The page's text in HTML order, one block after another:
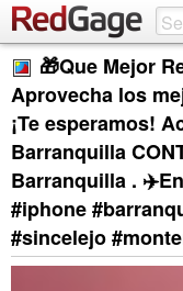
🎁Que Mejor
Aprovecha los
¡Te esperamos!
Barranquilla
Barranquilla .
#iphone
#sincelejo